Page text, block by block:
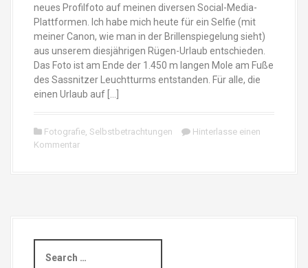
neues Profilfoto auf meinen diversen Social-Media-
Plattformen. Ich habe mich heute für ein Selfie (mit
meiner Canon, wie man in der Brillenspiegelung sieht)
aus unserem diesjährigen Rügen-Urlaub entschieden.
Das Foto ist am Ende der 1.450 m langen Mole am Fuße
des Sassnitzer Leuchtturms entstanden. Für alle, die
einen Urlaub auf […]
Fotografie, Selbstbetrachtungen
Hinterlasse einen
Kommentar